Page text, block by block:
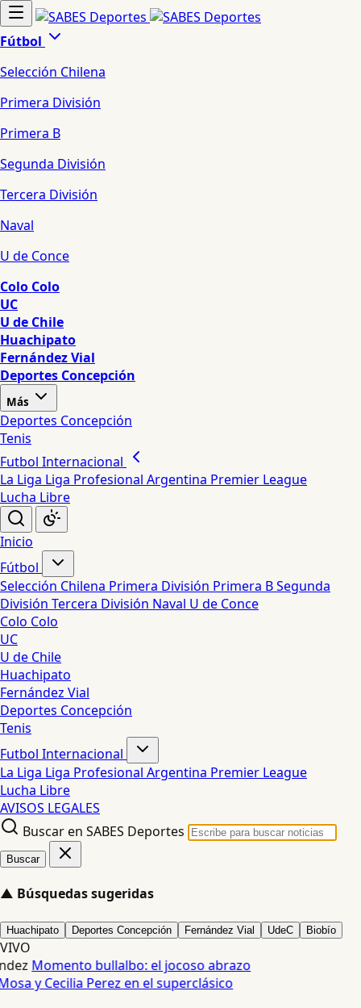
Fútbol
Selección Chilena
Primera División
Primera B
Segunda División
Tercera División
Naval
U de Conce
Colo Colo
UC
U de Chile
Huachipato
Fernández Vial
Deportes Concepción
Más
Deportes Concepción
Tenis
Futbol Internacional
La Liga Liga Profesional Argentina Premier League
Lucha Libre
Inicio
Fútbol
Selección Chilena Primera División Primera BSegunda
División Tercera División Naval U de Conce
Colo Colo
UC
U de Chile
Huachipato
Fernández Vial
Deportes Concepción
Tenis
Futbol Internacional
La Liga Liga Profesional Argentina Premier League
Lucha Libre
AVISOS LEGALES
Buscar en SABES Deportes
Buscar
▲ Búsquedas sugeridas
Huachipato Deportes Concepción Fernández Vial UdeC Biobío
VIVO
Momento bullalbo: el jocoso abrazo
y Cecilia Perez en el superclásico